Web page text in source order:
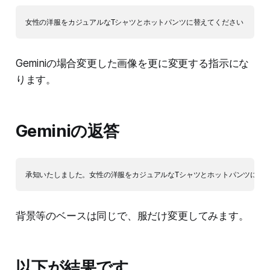
女性の洋服をカジュアルなTシャツとホットパンツに替えてください
Geminiの場合変更した画像を更に変更する指示にな
ります。
Geminiの返答
背景等のベースは同じで、服だけ変更してみます。